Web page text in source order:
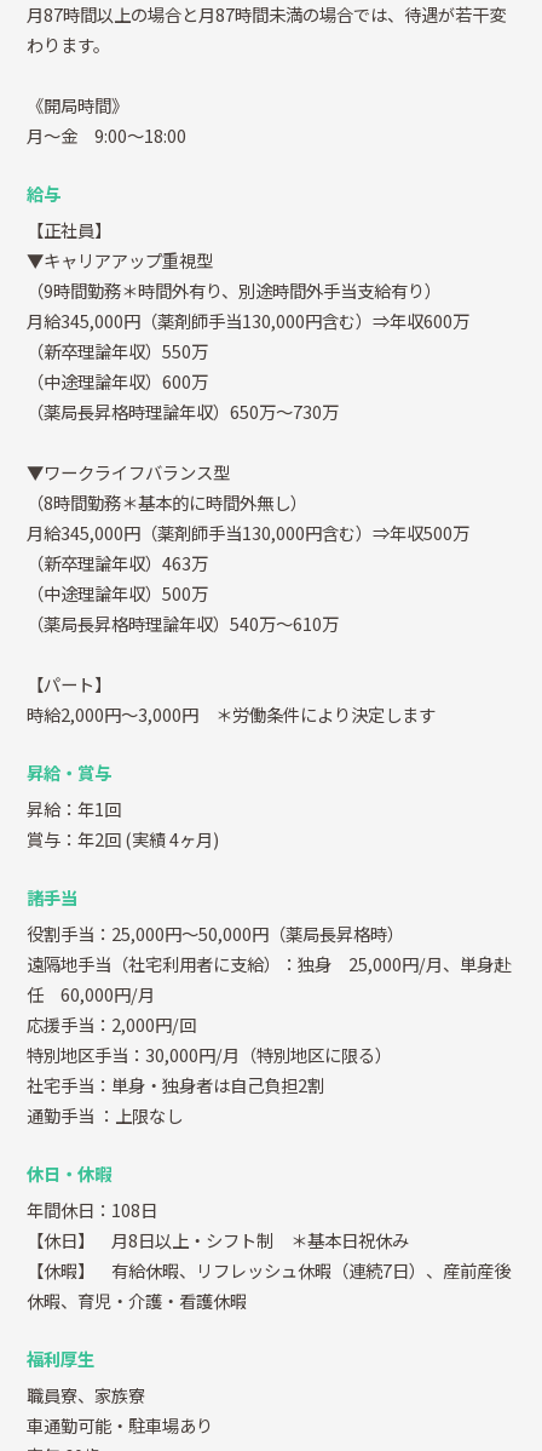
月87時間以上の場合と月87時間未満の場合では、待遇が若干変
わります。
《開局時間》
月～金 9:00～18:00
給与
【正社員】
▼キャリアアップ重視型
（9時間勤務＊時間外有り、別途時間外手当支給有り）
月給345,000円（薬剤師手当130,000円含む）⇒年収600万
（新卒理論年収）550万
（中途理論年収）600万
（薬局長昇格時理論年収）650万～730万
▼ワークライフバランス型
（8時間勤務＊基本的に時間外無し）
月給345,000円（薬剤師手当130,000円含む）⇒年収500万
（新卒理論年収）463万
（中途理論年収）500万
（薬局長昇格時理論年収）540万～610万
【パート】
時給2,000円～3,000円 ＊労働条件により決定します
昇給・賞与
昇給：年1回
賞与：年2回(実績 4ヶ月)
諸手当
役割手当：25,000円～50,000円（薬局長昇格時）
遠隔地手当（社宅利用者に支給）：独身 25,000円/月、単身赴
任 60,000円/月
応援手当：2,000円/回
特別地区手当：30,000円/月（特別地区に限る）
社宅手当：単身・独身者は自己負担2割
通勤手当 ：上限なし
休日・休暇
年間休日：108日
【休日】 月8日以上・シフト制 ＊基本日祝休み
【休暇】 有給休暇、リフレッシュ休暇（連続7日）、産前産後
休暇、育児・介護・看護休暇
福利厚生
職員寮、家族寮
車通勤可能・駐車場あり